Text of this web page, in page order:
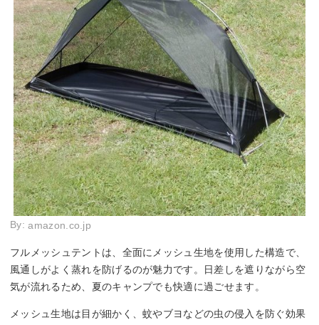
By:amazon.co.jp
フルメッシュテントは、全面にメッシュ生地を使用した構造で、
風通しがよく蒸れを防げるのが魅力です。日差しを遮りながら空
気が流れるため、夏のキャンプでも快適に過ごせます。
メッシュ生地は目が細かく、蚊やブヨなどの虫の侵入を防ぐ効果